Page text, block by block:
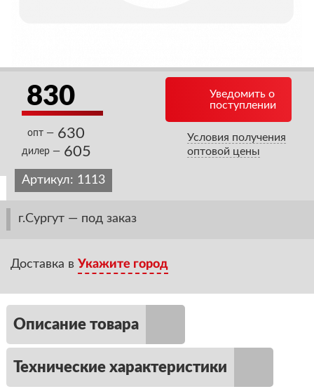
830
опт — 630
дилер — 605
Уведомить о
поступлении
Условия получения
оптовой цены
Артикул: 1113
г.Сургут — под заказ
Доставка в Укажите город
Описание товара
Технические характеристики